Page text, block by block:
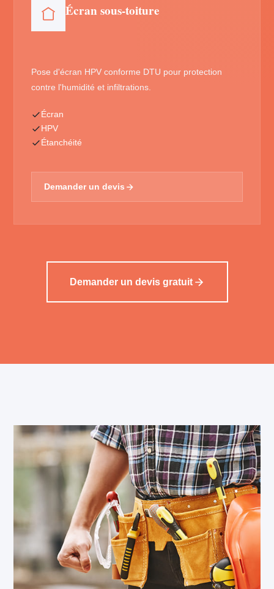
Écran sous-toiture
Pose d'écran HPV conforme DTU pour protection
contre l'humidité et infiltrations.
Écran
HPV
Étanchéité
Demander un devis
Demander un devis gratuit